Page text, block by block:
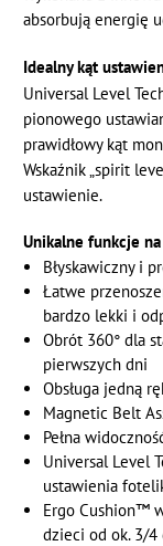
absorbują energię
Idealny kąt
Universal Level
pionowego
prawidłowy kąt
Wskaźnik „spirit
ustawienie.
Unikalne funkcje
Błyskawiczny i
Łatwe
bardzo lekki i
Obrót 360° dla
pierwszych dni
Obsługa jedną
Magnetic Belt
Pełna
Universal Level
ustawienia
Ergo Cushion™
dzieci od ok. 3/4